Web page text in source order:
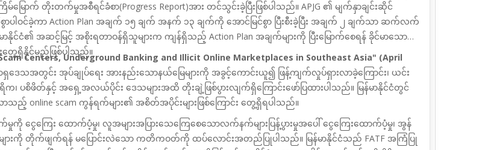
မ်မြောက် တိုးတက်မှုအစီရင်ခံစာ(Progress Report)အား တင်သွင်းခဲ့ပြီးဖြစ်ပါသည်။ APJG ၏ မျက်နှာချင်းဆိုင်
ပါဝင်ခဲ့ကာ Action Plan အချက် ၁၅ ချက် အနက် ၁၃ ချက်ကို အောင်မြင်စွာ ပြီးစီးခဲ့ပြီး အချက် ၂ ချက်သာ ဆက်လက်
ာနိုင်ငံ၏ အဆင့်မြင့် အစိုးရတာဝန်ရှိသူများက ကျန်ရှိသည့် Action Plan အချက်များကို ပြီးမြောက်စေရန် ခိုင်မာသော
ရှိနိုင်မည်ဖြစ်ပါသည်။
Centers, Underground Banking and Illicit Online Marketplaces in Southeast Asia" (April
သအတွင်း အုပ်ချုပ်ရေး အားနည်းသောနယ်မြေများကို အခွင့်ကောင်းယူ၍ ဖြန့်ကျက်လှုပ်ရှားလာခဲ့ကြောင်း၊ ယင်း
ရိက၊ ပစိဖိတ်နှင့် အရှေ့အလယ်ပိုင်း ဒေသများအထိ တိုးချဲ့ဖြစ်ပွားလျက်ရှိကြောင်းဖော်ပြထားပါသည်။ မြန်မာနိုင်ငံတွင်
ာသည့် online scam ကွန်ရက်များ၏ အစိတ်အပိုင်းများဖြစ်ကြောင်း တွေ့ရှိရပါသည်။
က်မှုကို ငွေကြေး ထောက်ပံ့မှု၊ လူအများအပြားသေကြေစေသောလက်နက်များပြန့်ပွားမှုအပေါ် ငွေကြေးထောက်ပံ့မှု၊ အွန်
ားကို တိုက်ဖျက်ရန် မပြောင်းလဲသော ကတိကဝတ်ကို ထပ်လောင်းအတည်ပြုပါသည်။ မြန်မာနိုင်ငံသည် FATF အကြံပြု